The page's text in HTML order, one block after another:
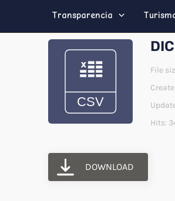
Transparencia
File
Hits:
DOWNLOAD